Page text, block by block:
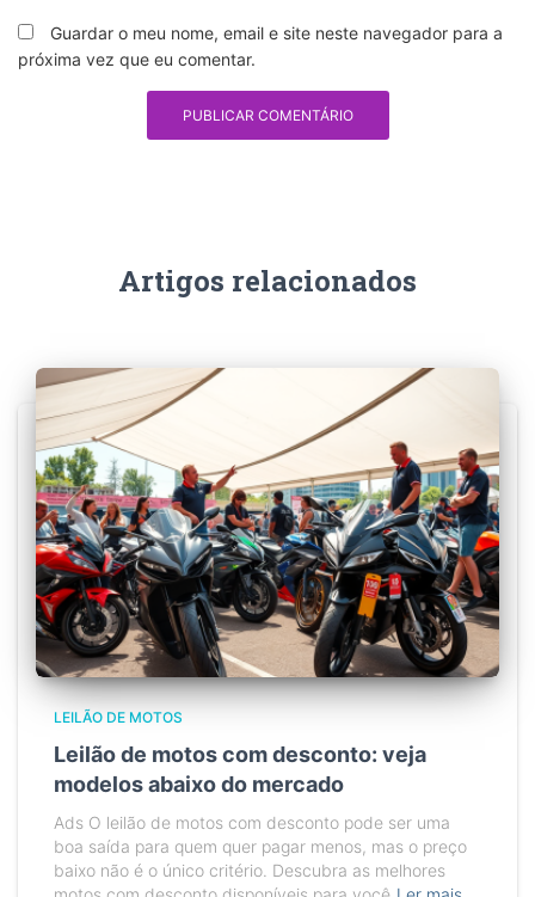
Guardar o meu nome, email e site neste navegador para a
próxima vez que eu comentar.
Artigos relacionados
LEILÃO DE MOTOS
Leilão de motos com desconto: veja
modelos abaixo do mercado
Ads O leilão de motos com desconto pode ser uma
boa saída para quem quer pagar menos, mas o preço
baixo não é o único critério. Descubra as melhores